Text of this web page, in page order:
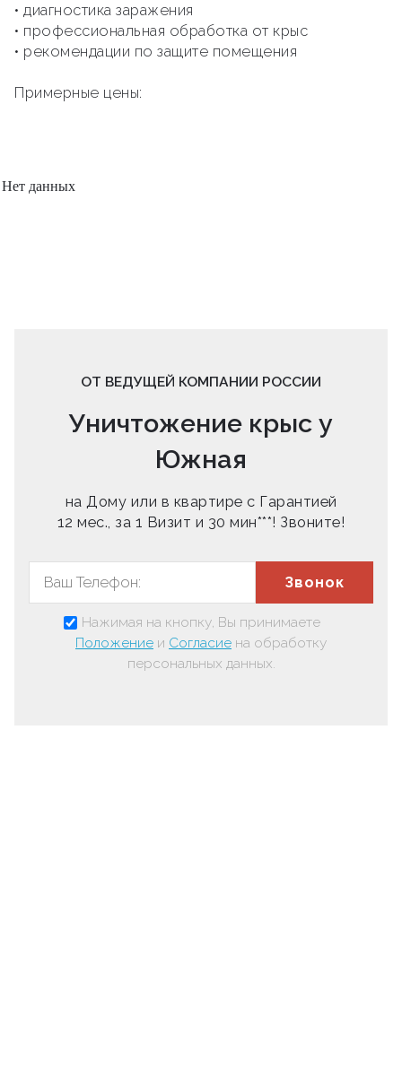
• диагностика заражения
• профессиональная обработка от крыс
• рекомендации по защите помещения
Примерные цены:
Нет данных
ОТ ВЕДУЩЕЙ КОМПАНИИ РОССИИ
Уничтожение крыс у
Южная
на Дому или в квартире с Гарантией
12 мес., за 1 Визит и 30 мин***! Звоните!
Звонок
Нажимая на кнопку, Вы принимаете
Положение и Согласие на обработку
персональных данных.